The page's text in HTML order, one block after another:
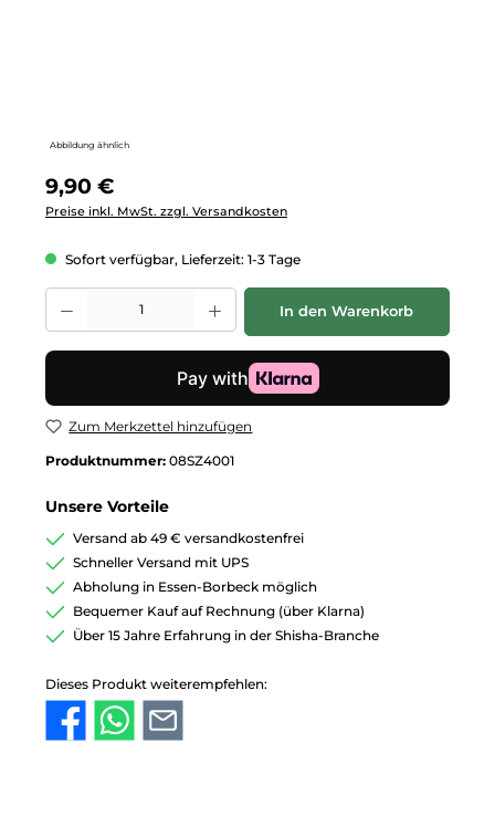
Abbildung ähnlich
Regulärer Preis:
9,90 €
Preise inkl. MwSt. zzgl. Versandkosten
Sofort verfügbar, Lieferzeit: 1-3 Tage
Produkt Anzahl: Gib den gewünschten Wert ein oder benutze die
In den Warenkorb
Zum Merkzettel hinzufügen
Produktnummer: 08SZ4001
Unsere Vorteile
Versand ab 49 € versandkostenfrei
Schneller Versand mit UPS
Abholung in Essen-Borbeck möglich
Bequemer Kauf auf Rechnung (über Klarna)
Über 15 Jahre Erfahrung in der Shisha-Branche
Dieses Produkt weiterempfehlen: